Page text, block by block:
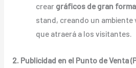
crear gráficos de gran
stand, creando un
que atraerá a los visitantes.
2. Publicidad en el Punto de Venta